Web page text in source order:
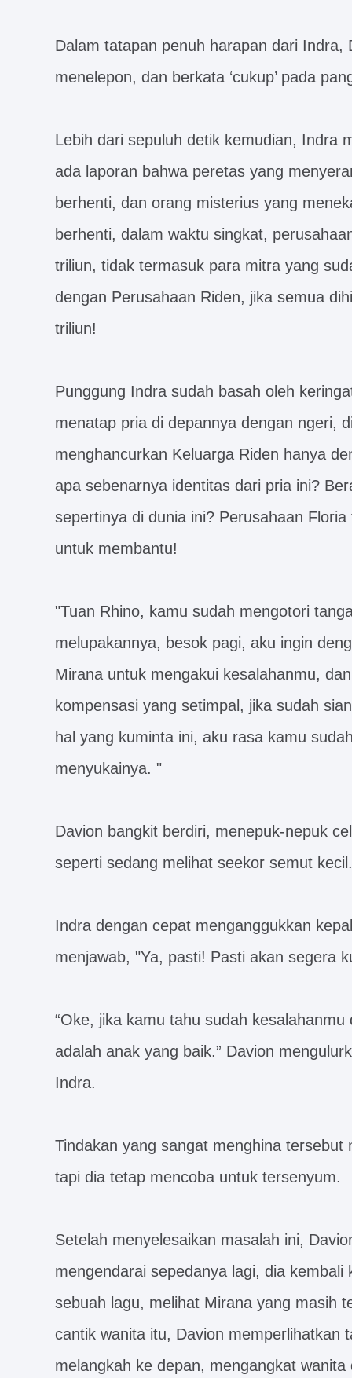
Dalam tatapan penuh harapan dari Indra,
menelepon, dan berkata ‘cukup’ pada
Lebih dari sepuluh detik kemudian, Indra
ada laporan bahwa peretas yang
berhenti, dan orang misterius yang
berhenti, dalam waktu singkat,
triliun, tidak termasuk para mitra yang
dengan Perusahaan Riden, jika semua
triliun!
Punggung Indra sudah basah oleh
menatap pria di depannya dengan ngeri,
menghancurkan Keluarga Riden hanya
apa sebenarnya identitas dari pria ini?
sepertinya di dunia ini? Perusahaan
untuk membantu!
"Tuan Rhino, kamu sudah mengotori
melupakannya, besok pagi, aku ingin
Mirana untuk mengakui kesalahanmu,
kompensasi yang setimpal, jika sudah
hal yang kuminta ini, aku rasa kamu
menyukainya. "
Davion bangkit berdiri, menepuk-nepuk
seperti sedang melihat seekor semut kecil.
Indra dengan cepat menganggukkan
menjawab, "Ya, pasti! Pasti akan segera
“Oke, jika kamu tahu sudah
adalah anak yang baik.” Davion
Indra.
Tindakan yang sangat menghina
tapi dia tetap mencoba untuk tersenyum.
Setelah menyelesaikan masalah ini,
mengendarai sepedanya lagi, dia
sebuah lagu, melihat Mirana yang masih
cantik wanita itu, Davion memperlihatkan
melangkah ke depan, mengangkat